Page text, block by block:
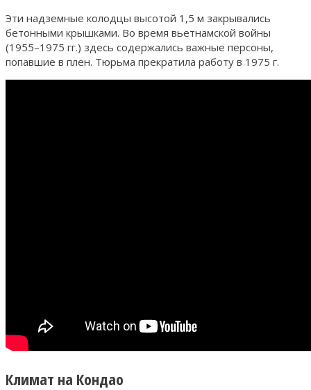
Эти надземные колодцы высотой 1,5 м закрывались
бетонными крышками. Во время вьетнамской войны
(1955–1975 гг.) здесь содержались важные персоны,
попавшие в плен. Тюрьма прекратила работу в 1975 г.
Климат на Кондао